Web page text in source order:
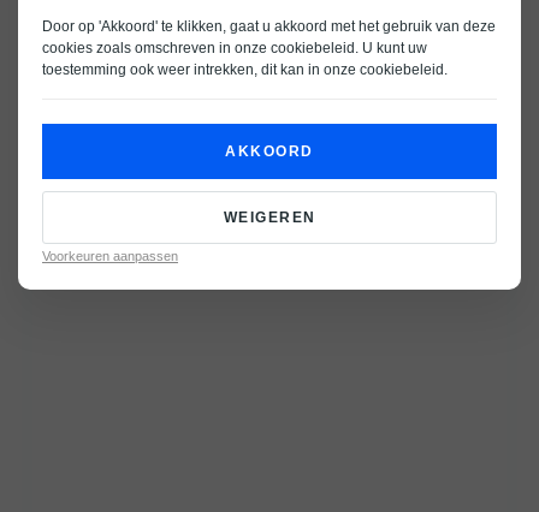
Door op 'Akkoord' te klikken, gaat u akkoord met het gebruik van deze
cookies zoals omschreven in onze cookiebeleid . U kunt uw
toestemming ook weer intrekken, dit kan in onze cookiebeleid .
AKKOORD
WEIGEREN
Voorkeuren aanpassen